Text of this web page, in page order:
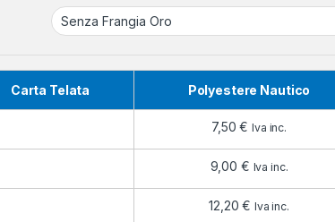
Carta Telata Polyestere Nautico
7,50€ Iva inc.
9,00 € Iva inc.
12,20€ Iva inc.